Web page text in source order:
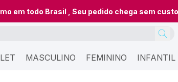
em todo Brasil , Seu pedido chega sem
MASCULINO FEMININO INFANTIL